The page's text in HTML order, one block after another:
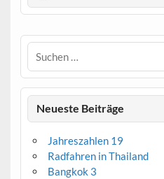
Neueste Beiträge
Jahreszahlen 19
Radfahren in Thailand
Bangkok 3